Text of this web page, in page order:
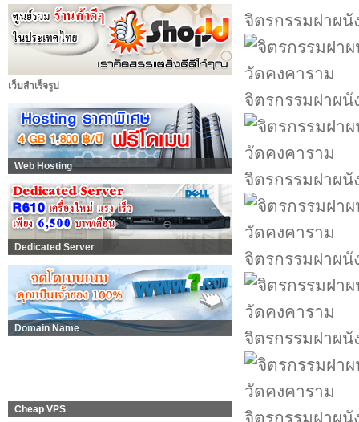
เว็บสำเร็จรูป
Web Hosting
Dedicated Server
Domain Name
Cheap VPS
จิตรกรรมฝาผนั
จิตรกรรมฝาผนั
จิตรกรรมฝาผนั
จิตรกรรมฝาผนั
จิตรกรรมฝาผนั
จิตรกรรมฝาผนั